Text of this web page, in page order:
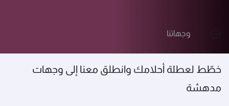
وجهاتنا
خطّط لعطلة أحلامك وانطلق معنا إلى وجهات
مدهشة